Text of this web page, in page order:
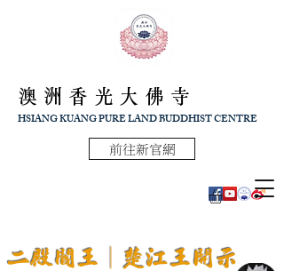
澳洲香光大佛寺
HSIANG KUANG PURE LAND BUDDHIST CENTRE
前往新官網
二殿閻王｜楚江王開示